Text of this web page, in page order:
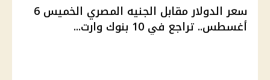
سعر الدولار مقابل الجنيه المصري الخميس 6
أغسطس.. تراجع في 10 بنوك وارت...